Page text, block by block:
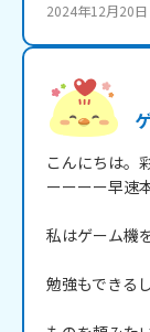
2024年12月20日
こんにちは。
ーーーー早速
私はゲーム機
勉強もできる